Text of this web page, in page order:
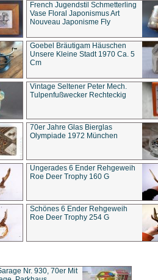
French Jugendstil Schmetterling
Vase Floral Japonismus Art
Nouveau Japonisme Fly
Goebel Bräutigam Häuschen
Unsere Kleine Stadt 1970 Ca. 5
Cm
Vintage Seltener Peter Mech.
Tulpenfußwecker Rechteckig
70er Jahre Glas Bierglas
Olympiade 1972 München
Ungerades 6 Ender Rehgeweih
Roe Deer Trophy 160 G
Schönes 6 Ender Rehgeweih
Roe Deer Trophy 254 G
Nr. 930, 70er Mit